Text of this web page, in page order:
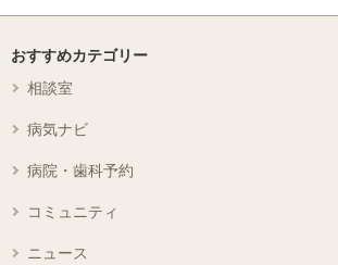
おすすめカテゴリー
相談室
病気ナビ
病院・歯科予約
コミュニティ
ニュース